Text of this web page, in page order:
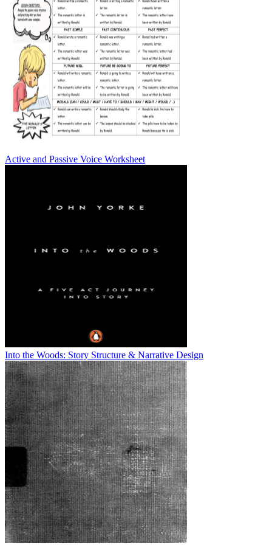
Active and Passive Voice Worksheet
Into the Woods: Story Structure & Narrative Design